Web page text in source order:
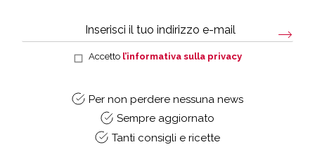
Accetto l’informativa sulla privacy
Per non perdere nessuna news
Sempre aggiornato
Tanti consigli e ricette